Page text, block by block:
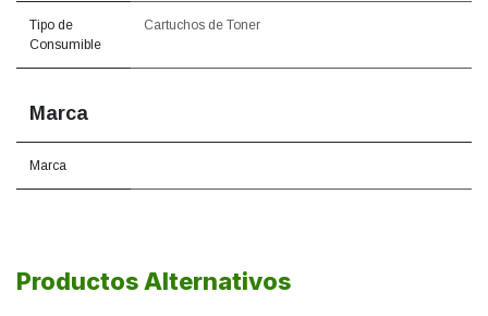
Tipo de
Consumible
Cartuchos de Toner
Marca
Marca
Productos Alternativos